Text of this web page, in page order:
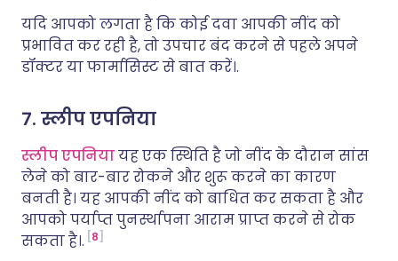
यदि आपको लगता है कि कोई दवा आपकी नींद को
प्रभावित कर रही है, तो उपचार बंद करने से पहले अपने
डॉक्टर या फार्मासिस्ट से बात करें।.
7. स्लीप एपनिया
स्लीप एपनियायह एक स्थिति है जो नींद के दौरान सांस
लेने को बार-बार रोकने और शुरू करने का कारण
बनती है। यह आपकी नींद को बाधित कर सकता है और
आपको पर्याप्त पुनर्स्थापना आराम प्राप्त करने से रोक
सकता है।. 8